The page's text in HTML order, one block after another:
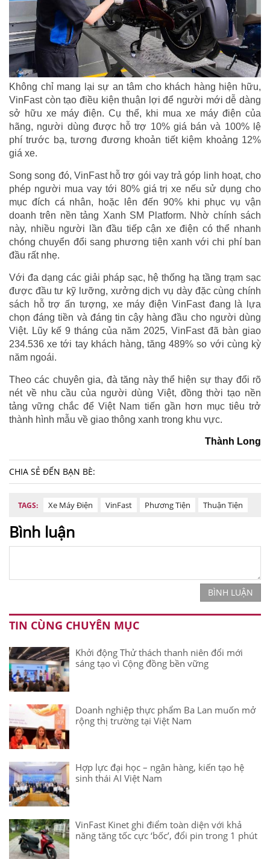
Không chỉ mang lại sự an tâm cho khách hàng hiện hữu,
VinFast còn tạo điều kiện thuận lợi để người mới dễ dàng
sở hữu xe máy điện. Cụ thể, khi mua xe máy điện của
hãng, người dùng được hỗ trợ 10% giá bán và 100% lệ
phí trước bạ, tương đương khoản tiết kiệm khoảng 12%
giá xe.
Song song đó, VinFast hỗ trợ gói vay trả góp linh hoạt, cho
phép người mua vay tới 80% giá trị xe nếu sử dụng cho
mục đích cá nhân, hoặc lên đến 90% khi phục vụ vận
doanh trên nền tảng Xanh SM Platform. Nhờ chính sách
này, nhiều người lần đầu tiếp cận xe điện có thể nhanh
chóng chuyển đổi sang phương tiện xanh với chi phí ban
đầu rất nhẹ.
Với đa dạng các giải pháp sạc, hệ thống hạ tầng trạm sạc
được đầu tư kỹ lưỡng, xưởng dịch vụ dày đặc cùng chính
sách hỗ trợ ấn tượng, xe máy điện VinFast đang là lựa
chọn đáng tiền và đáng tin cậy hàng đầu cho người dùng
Việt. Lũy kế 9 tháng của năm 2025, VinFast đã bàn giao
234.536 xe tới tay khách hàng, tăng 489% so với cùng kỳ
năm ngoái.
Theo các chuyên gia, đà tăng này thể hiện sự thay đổi rõ
nét về nhu cầu của người dùng Việt, đồng thời tạo nền
tảng vững chắc để Việt Nam tiến gần hơn mục tiêu trở
thành hình mẫu về giao thông xanh trong khu vực.
Thành Long
CHIA SẺ ĐẾN BẠN BÈ:
TAGS: Xe Máy Điện VinFast Phương Tiện Thuận Tiện
Bình luận
BÌNH LUẬN
TIN CÙNG CHUYÊN MỤC
Khởi động Thử thách thanh niên đổi mới
sáng tạo vì Cộng đồng bền vững
Doanh nghiệp thực phẩm Ba Lan muốn mở
rộng thị trường tại Việt Nam
Hợp lực đại học – ngân hàng, kiến tạo hệ
sinh thái AI Việt Nam
VinFast Kinet ghi điểm toàn diện với khả
năng tăng tốc cực ‘bốc’, đổi pin trong 1 phút